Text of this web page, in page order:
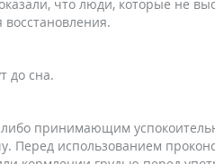
что люди, которые не
до сна.
принимающим
Перед использованием